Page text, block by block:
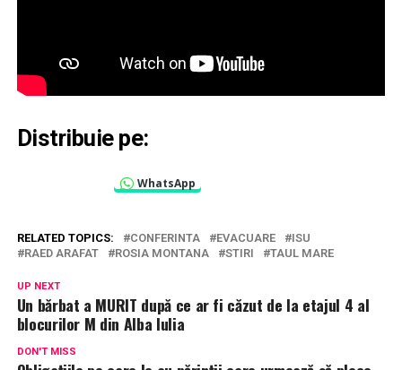
Distribuie pe:
WhatsApp
RELATED TOPICS: CONFERINTA EVACUARE
ISU
RAED ARAFAT
ROSIA MONTANA STIRI TAUL MARE
UP NEXT
Un bărbat a MURIT după ce ar fi căzut de la etajul 4 al
blocurilor M din Alba Iulia
DON'T MISS